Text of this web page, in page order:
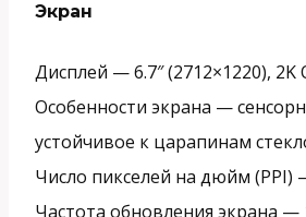
Экран
Дисплей —6.7″ (2712×1220), 2K
Особенности экрана —
устойчивое к царапинам
Число пикселей на дюйм (PPI)
Частота обновления экрана —